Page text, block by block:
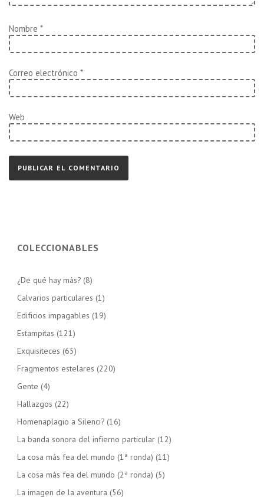
Nombre *
Correo electrónico *
Web
COLECCIONABLES
¿De qué hay más? (8)
Calvarios particulares (1)
Edificios impagables (19)
Estampitas (121)
Exquisiteces (65)
Fragmentos estelares (220)
Gente (4)
Hallazgos (22)
Homenaplagio a Silenci? (16)
La banda sonora del infierno particular (12)
La cosa más fea del mundo (1ª ronda) (11)
La cosa más fea del mundo (2ª ronda) (5)
La imagen de la aventura (56)